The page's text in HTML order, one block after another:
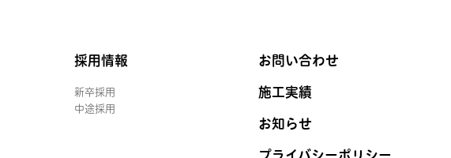
採用情報
新卒採用
中途採用
お問い合わせ
施工実績
お知らせ